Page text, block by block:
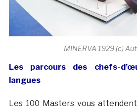
MINERVA 1929 (c)
Les parcours des chefs-
langues
Les 100 Masters vous